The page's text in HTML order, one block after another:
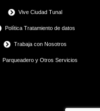
Vive Ciudad Tunal
Política Tratamiento de datos
Trabaja con Nosotros
Parqueadero y Otros Servicios